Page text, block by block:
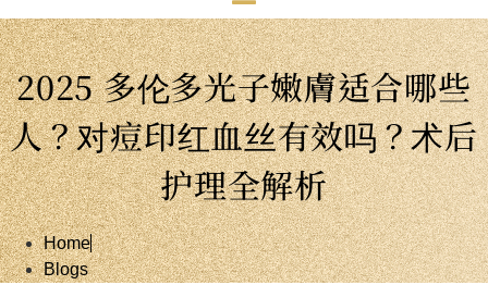
2025 多伦多光子嫩膚适合哪些
人？对痘印红血丝有效吗？术后
护理全解析
Home
Blogs